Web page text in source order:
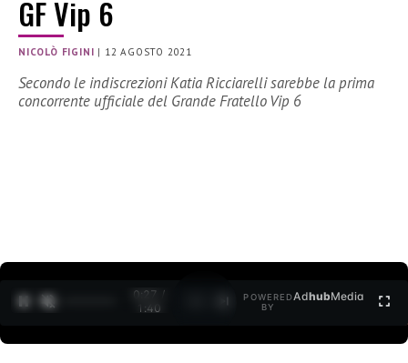
GF Vip 6
NICOLÒ FIGINI | 12 AGOSTO 2021
Secondo le indiscrezioni Katia Ricciarelli sarebbe la prima
concorrente ufficiale del Grande Fratello Vip 6
0:27 /
1:40
POWERED
BY
AdhubMedia